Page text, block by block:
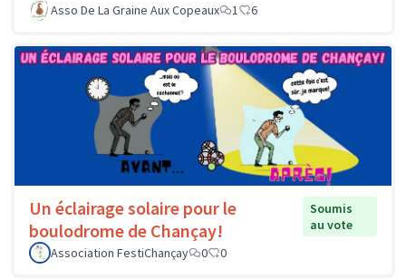
Asso De La Graine Aux Copeaux
1 6
Un éclairage solaire pour le
boulodrome de Chançay!
Soumis
au vote
Association FestiChançay
0 0